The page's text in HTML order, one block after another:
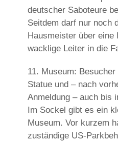
deutscher Saboteure
Seitdem darf nur noch
Hausmeister über eine
wacklige Leiter in die
11. Museum:
Statue und – nach
Anmeldung – auch bis
Im Sockel gibt es ein
Museum. Vor kurzem
zuständige US-